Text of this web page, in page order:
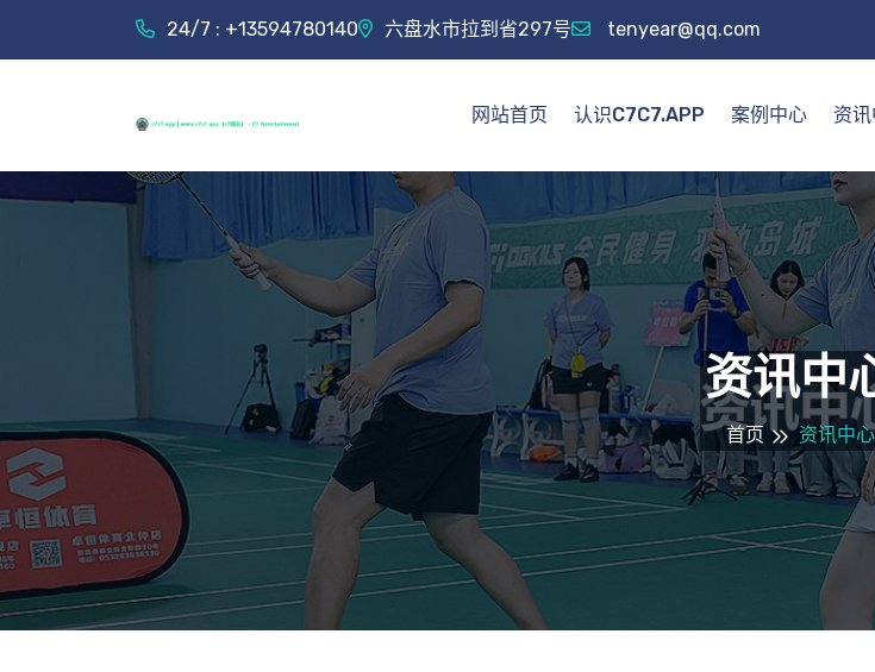
24/7 : +13594780140 六盘水市拉到省297号 tenyear@qq.com
网站首页 认识C7C7.APP 案例中心 资
资讯中
首页 资讯中心